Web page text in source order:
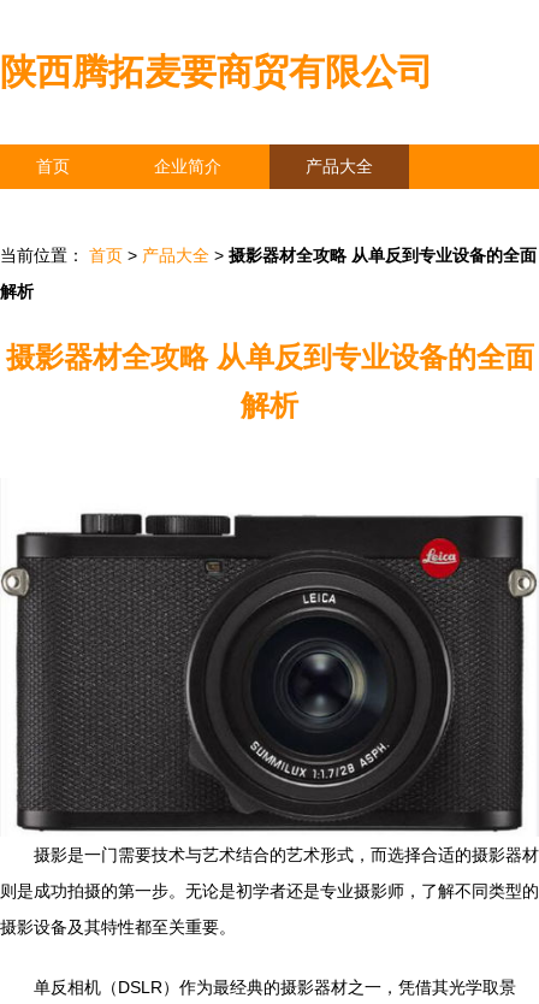
陕西腾拓麦要商贸有限公司
首页 企业简介 产品大全
当前位置： 首页 > 产品大全 > 摄影器材全攻略 从单反到专业设备的全面
解析
摄影器材全攻略 从单反到专业设备的全面
解析
摄影是一门需要技术与艺术结合的艺术形式，而选择合适的摄影器材
则是成功拍摄的第一步。无论是初学者还是专业摄影师，了解不同类型的
摄影设备及其特性都至关重要。
单反相机（DSLR）作为最经典的摄影器材之一，凭借其光学取景